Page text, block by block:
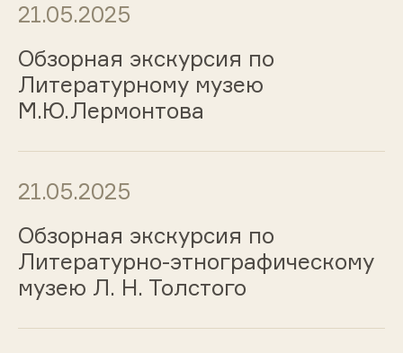
21.05.2025
Обзорная экскурсия по
Литературному музею
М.Ю.Лермонтова
21.05.2025
Обзорная экскурсия по
Литературно-этнографическому
музею Л. Н. Толстого